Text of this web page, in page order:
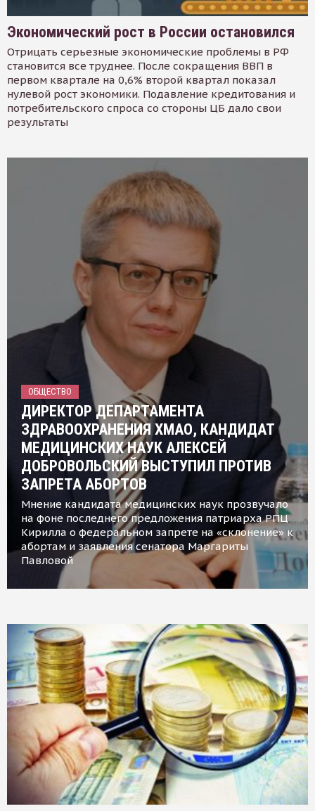
Экономический рост в России остановился
Отрицать серьезные экономические проблемы в РФ
становится все труднее. После сокращения ВВП в
первом квартале на 0,6% второй квартал показал
нулевой рост экономики. Подавление кредитования и
потребительского спроса со стороны ЦБ дало свои
результаты
ОБЩЕСТВО
ДИРЕКТОР ДЕПАРТАМЕНТА
ЗДРАВООХРАНЕНИЯ ХМАО, КАНДИДАТ
МЕДИЦИНСКИХ НАУК АЛЕКСЕЙ
ДОБРОВОЛЬСКИЙ ВЫСТУПИЛ ПРОТИВ
ЗАПРЕТА АБОРТОВ
Мнение кандидата медицинских наук прозвучало
на фоне последнего предложения патриарха РПЦ
Кирилла о федеральном запрете на «склонение» к
абортам и заявления сенатора Маргариты
Павловой